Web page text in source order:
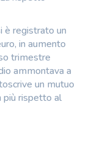
è registrato un
in aumento
trimestre
ammontava a
un mutuo
più rispetto al